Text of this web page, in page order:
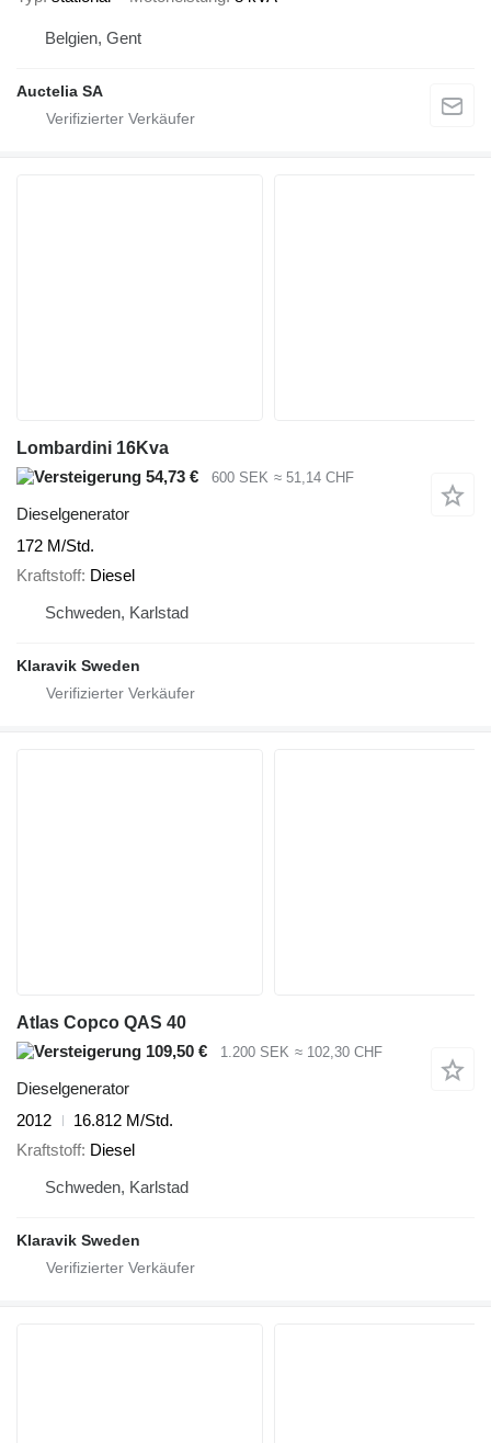
Belgien, Gent
Auctelia SA
Lombardini 16Kva
54,73 €
600 SEK ≈ 51,14 CHF
Dieselgenerator
172 M/Std.
Kraftstoff Diesel
Schweden, Karlstad
Klaravik Sweden
Atlas Copco QAS 40
109,50 €
1.200 SEK ≈ 102,30 CHF
Dieselgenerator
2012
16.812 M/Std.
Kraftstoff Diesel
Schweden, Karlstad
Klaravik Sweden